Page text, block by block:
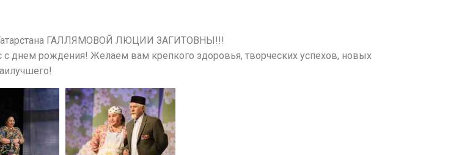
Татарстана ГАЛЛЯМОВОЙ ЛЮЦИИ ЗАГИТОВНЫ!!!
днем рождения! Желаем вам крепкого здоровья, творческих успехов, новых